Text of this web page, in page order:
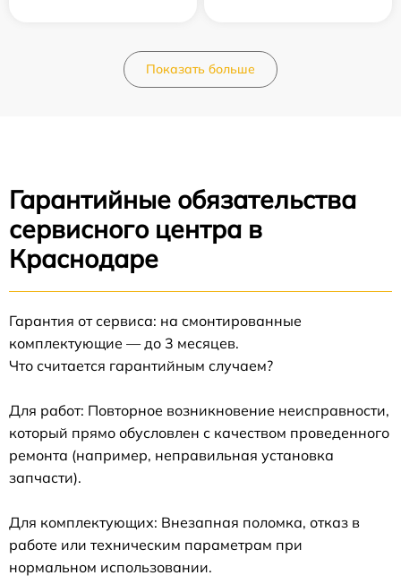
Показать больше
Гарантийные обязательства
сервисного центра в
Краснодаре
Гарантия от сервиса: на смонтированные
комплектующие — до 3 месяцев.
Что считается гарантийным случаем?
Для работ: Повторное возникновение неисправности,
который прямо обусловлен с качеством проведенного
ремонта (например, неправильная установка
запчасти).
Для комплектующих: Внезапная поломка, отказ в
работе или техническим параметрам при
нормальном использовании.